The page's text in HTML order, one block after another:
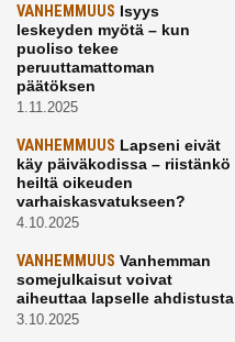
VANHEMMUUS Isyys
leskeyden myötä – kun
puoliso tekee
peruuttamattoman
päätöksen
1.11.2025
VANHEMMUUS Lapseni eivät
käy päiväkodissa – riistänkö
heiltä oikeuden
varhaiskasvatukseen?
4.10.2025
VANHEMMUUS Vanhemman
somejulkaisut voivat
aiheuttaa lapselle ahdistusta
3.10.2025